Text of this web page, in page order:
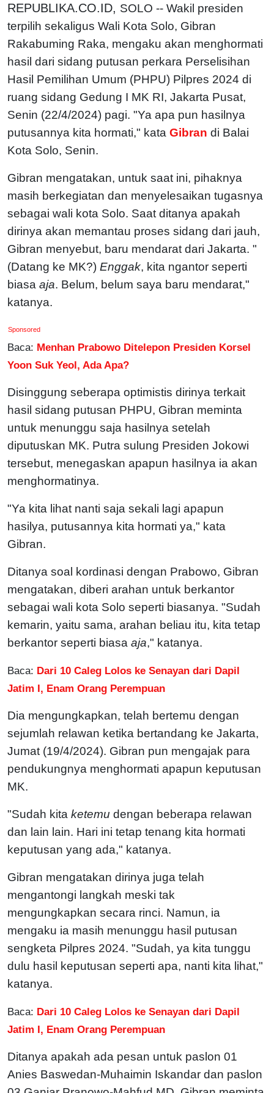
REPUBLIKA.CO.ID, SOLO -- Wakil presiden
terpilih sekaligus Wali Kota Solo, Gibran
Rakabuming Raka, mengaku akan menghormati
hasil dari sidang putusan perkara Perselisihan
Hasil Pemilihan Umum (PHPU) Pilpres 2024 di
ruang sidang Gedung I MK RI, Jakarta Pusat,
Senin (22/4/2024) pagi. "Ya apa pun hasilnya
putusannya kita hormati," kata Gibran di Balai
Kota Solo, Senin.
Gibran mengatakan, untuk saat ini, pihaknya
masih berkegiatan dan menyelesaikan tugasnya
sebagai wali kota Solo. Saat ditanya apakah
dirinya akan memantau proses sidang dari jauh,
Gibran menyebut, baru mendarat dari Jakarta. "
(Datang ke MK?) Enggak, kita ngantor seperti
biasa aja. Belum, belum saya baru mendarat,"
katanya.
Sponsored
Baca: Menhan Prabowo Ditelepon Presiden Korsel
Yoon Suk Yeol, Ada Apa?
Disinggung seberapa optimistis dirinya terkait
hasil sidang putusan PHPU, Gibran meminta
untuk menunggu saja hasilnya setelah
diputuskan MK. Putra sulung Presiden Jokowi
tersebut, menegaskan apapun hasilnya ia akan
menghormatinya.
"Ya kita lihat nanti saja sekali lagi apapun
hasilya, putusannya kita hormati ya," kata
Gibran.
Ditanya soal kordinasi dengan Prabowo, Gibran
mengatakan, diberi arahan untuk berkantor
sebagai wali kota Solo seperti biasanya. "Sudah
kemarin, yaitu sama, arahan beliau itu, kita tetap
berkantor seperti biasa aja," katanya.
Baca: Dari 10 Caleg Lolos ke Senayan dari Dapil
Jatim I, Enam Orang Perempuan
Dia mengungkapkan, telah bertemu dengan
sejumlah relawan ketika bertandang ke Jakarta,
Jumat (19/4/2024). Gibran pun mengajak para
pendukungnya menghormati apapun keputusan
MK.
"Sudah kita ketemu dengan beberapa relawan
dan lain lain. Hari ini tetap tenang kita hormati
keputusan yang ada," katanya.
Gibran mengatakan dirinya juga telah
mengantongi langkah meski tak
mengungkapkan secara rinci. Namun, ia
mengaku ia masih menunggu hasil putusan
sengketa Pilpres 2024. "Sudah, ya kita tunggu
dulu hasil keputusan seperti apa, nanti kita lihat,"
katanya.
Baca: Dari 10 Caleg Lolos ke Senayan dari Dapil
Jatim I, Enam Orang Perempuan
Ditanya apakah ada pesan untuk paslon 01
Anies Baswedan-Muhaimin Iskandar dan paslon